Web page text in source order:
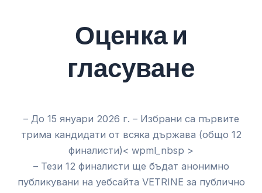
Оценка и
гласуване
– До 15 януари 2026 г. – Избрани са първите
трима кандидати от всяка държава (общо 12
финалисти)< wpml_nbsp >
– Тези 12 финалисти ще бъдат анонимно
публикувани на уебсайта VETRINE за публично